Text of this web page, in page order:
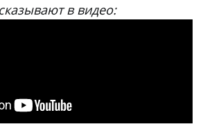
в видео: